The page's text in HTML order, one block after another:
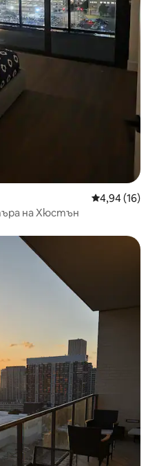
Средна
4,94 (16)
на Хюстън